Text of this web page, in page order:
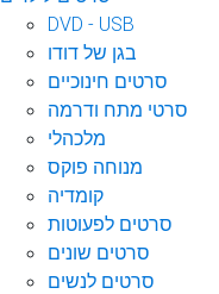
DVD - USB
בגן של דודו
סרטים חינוכיים
סרטי מתח ודרמה
מלכהלי
מנוחה פוקס
קומדיה
סרטים לפעוטות
סרטים שונים
סרטים לנשים